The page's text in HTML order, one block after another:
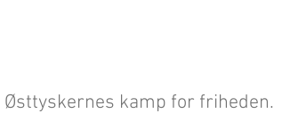
Østtyskernes kamp for friheden.